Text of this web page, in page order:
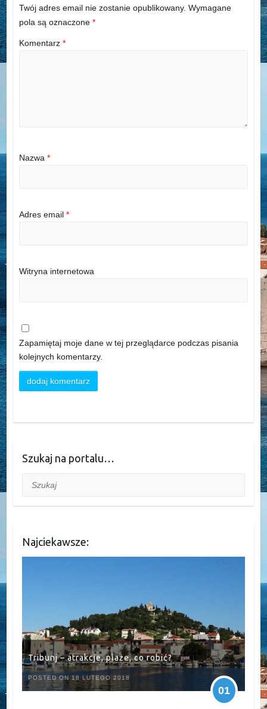
Twój adres email nie zostanie opublikowany. Wymagane
pola są oznaczone *
Komentarz *
Nazwa *
Adres email *
Witryna internetowa
Zapamiętaj moje dane w tej przeglądarce podczas pisania
kolejnych komentarzy.
Szukaj na portalu…
Szukaj
Najciekawsze:
Tribunj – atrakcje, plaże, co robić?
POSTED ON 18 LUTEGO 2018
01